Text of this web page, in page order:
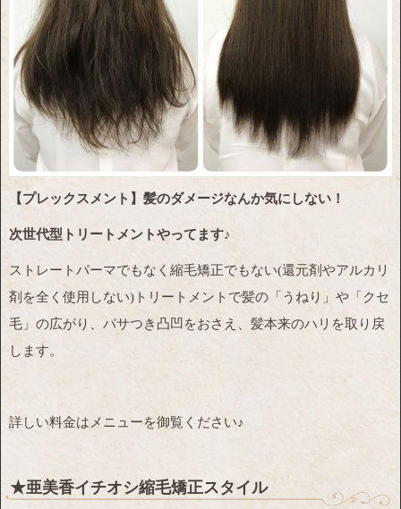
【プレックスメント】髪のダメージなんか気にしない！
次世代型トリートメントやってます♪
ストレートパーマでもなく縮毛矯正でもない(還元剤やアルカリ
剤を全く使用しない)トリートメントで髪の「うねり」や「クセ
毛」の広がり、パサつき凸凹をおさえ、髪本来のハリを取り戻
します。
詳しい料金はメニューを御覧ください♪
★亜美香イチオシ縮毛矯正スタイル